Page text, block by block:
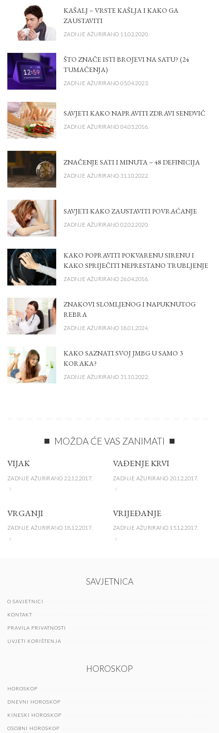
KAŠALJ – VRSTE KAŠLJA I KAKO GA
ZAUSTAVITI
ZADNJE AŽURIRANO 11.02.2020.
ŠTO ZNAČE ISTI BROJEVI NA SATU? (24
TUMAČENJA)
ZADNJE AŽURIRANO 05.04.2023.
SAVJETI KAKO NAPRAVITI ZDRAVI SENDVIČ
ZADNJE AŽURIRANO 04.05.2016.
ZNAČENJE SATI I MINUTA – 48 DEFINICIJA
ZADNJE AŽURIRANO 31.10.2022.
SAVJETI KAKO ZAUSTAVITI POVRAĆANJE
ZADNJE AŽURIRANO 02.02.2020.
KAKO POPRAVITI POKVARENU SIRENU I
KAKO SPRIJEČITI NEPRESTANO TRUBLJENJE
ZADNJE AŽURIRANO 26.04.2016.
ZNAKOVI SLOMLJENOG I NAPUKNUTOG
REBRA
ZADNJE AŽURIRANO 18.01.2024.
KAKO SAZNATI SVOJ JMBG U SAMO 3
KORAKA?
ZADNJE AŽURIRANO 31.10.2022.
MOŽDA ĆE VAS ZANIMATI
VIJAK
ZADNJE AŽURIRANO 22.12.2017.
VAĐENJE KRVI
ZADNJE AŽURIRANO 20.12.2017.
VRGANJI
ZADNJE AŽURIRANO 18.12.2017.
VRIJEĐANJE
ZADNJE AŽURIRANO 15.12.2017.
SAVJETNICA
O SAVJETNICI
KONTAKT
PRAVILA PRIVATNOSTI
UVJETI KORIŠTENJA
HOROSKOP
HOROSKOP
DNEVNI HOROSKOP
KINESKI HOROSKOP
OSOBNI HOROSKOP